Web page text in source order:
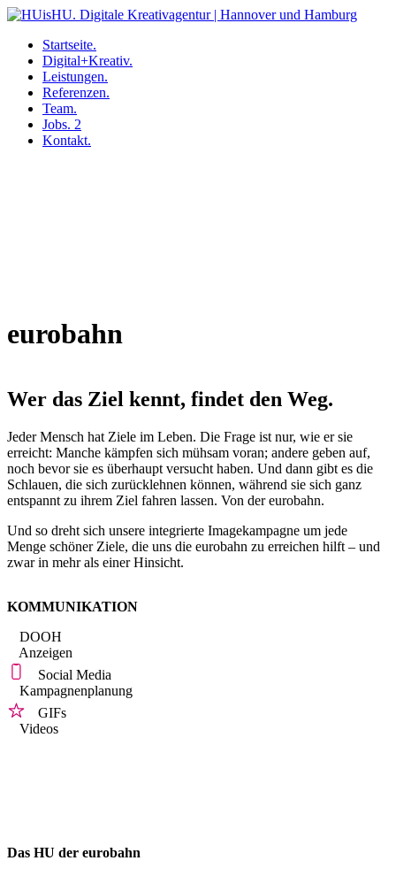
Startseite.
Digital+Kreativ.
Leistungen.
Referenzen.
Team.
Jobs. 2
Kontakt.
eurobahn
Wer das Ziel kennt, findet den Weg.
Jeder Mensch hat Ziele im Leben. Die Frage ist nur, wie er sie
erreicht: Manche kämpfen sich mühsam voran; andere geben auf,
noch bevor sie es überhaupt versucht haben. Und dann gibt es die
Schlauen, die sich zurücklehnen können, während sie sich ganz
entspannt zu ihrem Ziel fahren lassen. Von der eurobahn.
Und so dreht sich unsere integrierte Imagekampagne um jede
Menge schöner Ziele, die uns die eurobahn zu erreichen hilft ‒ und
zwar in mehr als einer Hinsicht.
KOMMUNIKATION
DOOH
Anzeigen
Social Media
Kampagnenplanung
GIFs
Videos
Das HU der eurobahn